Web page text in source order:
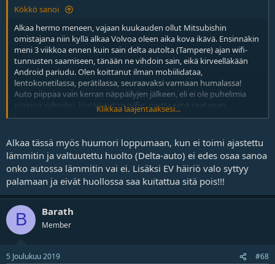
Kökkö sanoi
Alkaa hermo meneen, vajaan kuukauden ollut Mitsubishin
omistajana niin kyllä alkaa Volvoa oleen aika kova ikävä. Ensinnäkin
meni 3 viikkoa ennen kuin sain delta autolta (Tampere) ajan wifi-
tunnusten saamiseen, tänään ne vihdoin sain, eikä kirveelläkään
Android pariudu. Olen koittanut ilman mobiilidataa,
lentokonetilassa, perätilassa, seuraavaksi varmaan humalassa!
Auto piippaa vain kerran näppäilyjen jälkeen, eli ei ole puhelimia
pareina valmiiksi, löytää auton wifin, mutta siinä saatanan
ohjelmassa siinä SSID-valinnassa tulee vain tyhjä ruutu.
ajastaminen autosta on tehty niin v*#$n vaikeeks, miksi sen
ajastuksen saa vain 10min välein, eikä lainkaan suoraan käyntiin ja
miksi ne ajastukset eivät kuittaannu kun ovat ohi ja miksi sitä
lämmityksen pituutta ei voi valita autosta! Ihan heti alkukosketus,
avaimettomassa Volvossa kun ei tarvitse painaa nappia kun menee
sisälle autoon, senkun vetää kahvasta yms.yms.
Alkaa huumori loppuun, no tulipa ostettua, toivon mukaan se tästä
tasottuu kun pääsee sinuiksi...
Klikkaa laajentaaksesi...
Alkaa tässä myös huumori loppumaan, kun ei toimi ajastettu
lämmitin ja valtuutettu huolto (Delta-auto) ei edes osaa sanoa
onko autossa lämmitin vai ei. Lisäksi EV häiriö valo syttyy
palamaan ja eivät huollossa saa kuitattua sitä pois!!!
B Barath
Member
5 Joulukuu 2019 #68